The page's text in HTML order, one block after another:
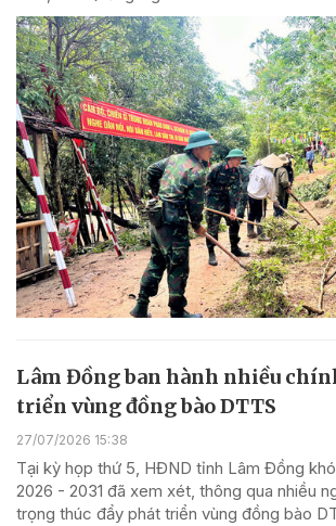
Lâm Đồng ban hành nhiều
triển vùng đồng bào DTTS
27/07/2026 15:38
Tại kỳ họp thứ 5, HĐND tỉnh Lâm Đồng
2026 - 2031 đã xem xét, thông qua nhiều
trọng thúc đẩy phát triển vùng đồng bào